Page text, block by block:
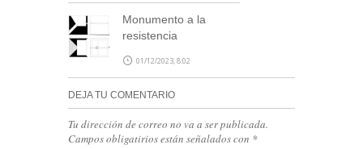
Monumento a la
resistencia
01/12/2023, 8:02
DEJA TU COMENTARIO
Tu dirección de correo no va a ser publicada.
Campos obligatirios están señalados con *